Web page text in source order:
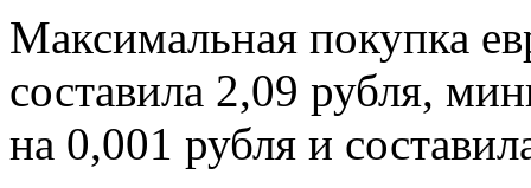
Максимальная покупка
составила 2,09 рубля,
на 0,001 рубля и